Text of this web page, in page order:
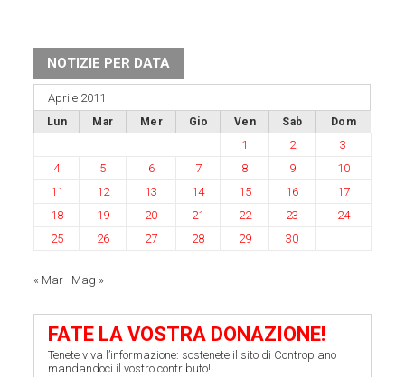
NOTIZIE PER DATA
Aprile 2011
Lun Mar Mer Gio Ven Sab Dom
1 2
3
4
5 6 7 8 9
10
11
12 13 14 15 16
17
18
19 20 21 22 23
24
25
26 27 28 29 30
« Mar Mag »
FATE LA VOSTRA DONAZIONE!
Tenete viva l’informazione: sostenete il sito di Contropiano
mandandoci il vostro contributo!